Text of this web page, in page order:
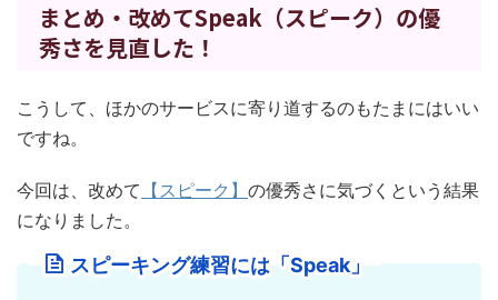
まとめ・改めてSpeak（スピーク）の優
秀さを見直した！
こうして、ほかのサービスに寄り道するのもたまにはいい
ですね。
今回は、改めて 【スピーク】 の優秀さに気づくという結果
になりました。
スピーキング練習には「Speak」